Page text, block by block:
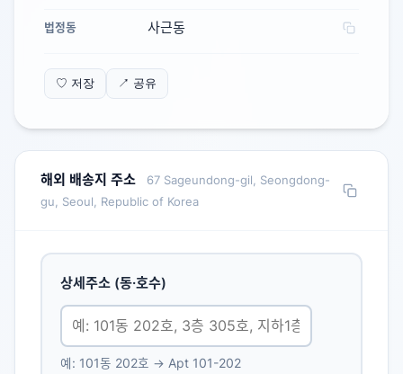
법정동 사근동
♡ 저장 ↗ 공유
해외 배송지 주소
67 Sageundong-gil, Seongdong-
gu, Seoul, Republic of Korea
상세주소 (동·호수)
예: 101동 202호 → Apt 101-202